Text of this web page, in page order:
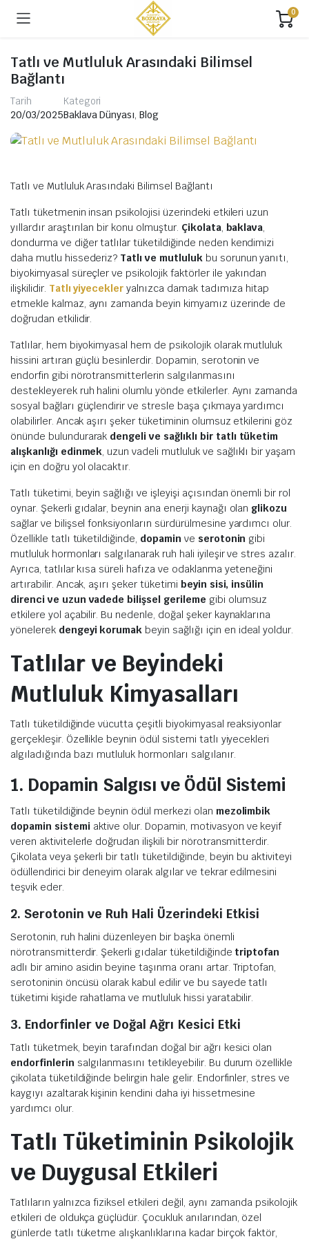
0
Tatlı ve Mutluluk Arasındaki Bilimsel
Bağlantı
Tarih
20/03/2025
Kategori
Baklava Dünyası,Blog
Tatlı ve Mutluluk Arasındaki Bilimsel Bağlantı
Tatlı tüketmenin insan psikolojisi üzerindeki etkileri uzun
yıllardır araştırılan bir konu olmuştur. Çikolata, baklava
dondurma ve diğer tatlılar tüketildiğinde neden kendimizi
daha mutlu hissederiz? Tatlı ve mutluluk bu sorunun yanıtı,
biyokimyasal süreçler ve psikolojik faktörler ile yakından
ilişkilidir. Tatlı yiyecekler yalnızca damak tadımıza hitap
etmekle kalmaz, aynı zamanda beyin kimyamız üzerinde de
doğrudan etkilidir.
Tatlılar, hem biyokimyasal hem de psikolojik olarak mutluluk
hissini artıran güçlü besinlerdir. Dopamin, serotonin ve
endorfin gibi nörotransmitterlerin salgılanmasını
destekleyerek ruh halini olumlu yönde etkilerler. Aynı zamanda
sosyal bağları güçlendirir ve stresle başa çıkmaya yardımcı
olabilirler. Ancak aşırı şeker tüketiminin olumsuz etkilerini göz
önünde bulundurarak dengeli ve sağlıklı bir tatlı tüketim
alışkanlığı edinmek , uzun vadeli mutluluk ve sağlıklı bir yaşam
için en doğru yol olacaktır.
Tatlı tüketimi, beyin sağlığı ve işleyişi açısından önemli bir rol
oynar. Şekerli gıdalar, beynin ana enerji kaynağı olan glikozu
sağlar ve bilişsel fonksiyonların sürdürülmesine yardımcı olur.
Özellikle tatlı tüketildiğinde, dopamin ve serotonin gibi
mutluluk hormonları salgılanarak ruh hali iyileşir ve stres azalır.
Ayrıca, tatlılar kısa süreli hafıza ve odaklanma yeteneğini
artırabilir. Ancak, aşırı şeker tüketimi beyin sisi, insülin
direnci ve uzun vadede bilişsel gerileme gibi olumsuz
etkilere yol açabilir. Bu nedenle, doğal şeker kaynaklarına
yönelerek dengeyi korumak beyin sağlığı için en ideal yoldur.
Tatlılar ve Beyindeki
Mutluluk Kimyasalları
Tatlı tüketildiğinde vücutta çeşitli biyokimyasal reaksiyonlar
gerçekleşir. Özellikle beynin ödül sistemi tatlı yiyecekleri
algıladığında bazı mutluluk hormonları salgılanır.
1. Dopamin Salgısı ve Ödül Sistemi
Tatlı tüketildiğinde beynin ödül merkezi olan mezolimbik
dopamin sistemi aktive olur. Dopamin, motivasyon ve keyif
veren aktivitelerle doğrudan ilişkili bir nörotransmitterdir.
Çikolata veya şekerli bir tatlı tüketildiğinde, beyin bu aktiviteyi
ödüllendirici bir deneyim olarak algılar ve tekrar edilmesini
teşvik eder.
2. Serotonin ve Ruh Hali Üzerindeki Etkisi
Serotonin, ruh halini düzenleyen bir başka önemli
nörotransmitterdir. Şekerli gıdalar tüketildiğinde triptofan
adlı bir amino asidin beyine taşınma oranı artar. Triptofan,
serotoninin öncüsü olarak kabul edilir ve bu sayede tatlı
tüketimi kişide rahatlama ve mutluluk hissi yaratabilir.
3. Endorfinler ve Doğal Ağrı Kesici Etki
Tatlı tüketmek, beyin tarafından doğal bir ağrı kesici olan
endorfinlerin salgılanmasını tetikleyebilir. Bu durum özellikle
çikolata tüketildiğinde belirgin hale gelir. Endorfinler, stres ve
kaygıyı azaltarak kişinin kendini daha iyi hissetmesine
yardımcı olur.
Tatlı Tüketiminin Psikolojik
ve Duygusal Etkileri
Tatlıların yalnızca fiziksel etkileri değil, aynı zamanda psikolojik
etkileri de oldukça güçlüdür. Çocukluk anılarından, özel
günlerde tatlı tüketme alışkanlıklarına kadar birçok faktör,